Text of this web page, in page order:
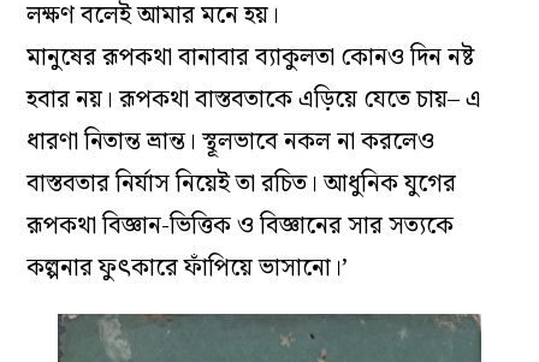
লক্ষণ বলেই আমার মনে হয়।
মানুষের রূপকথা বানাবার ব্যাকুলতা কোনও দিন নষ্ট
হবার নয়। রূপকথা বাস্তবতাকে এড়িয়ে যেতে চায়– এ
ধারণা নিতান্ত ভ্রান্ত। স্থূলভাবে নকল না করলেও
বাস্তবতার নির্যাস নিয়েই তা রচিত। আধুনিক যুগের
রূপকথা বিজ্ঞান-ভিত্তিক ও বিজ্ঞানের সার সত্যকে
কল্পনার ফুৎকারে ফাঁপিয়ে ভাসানো।’